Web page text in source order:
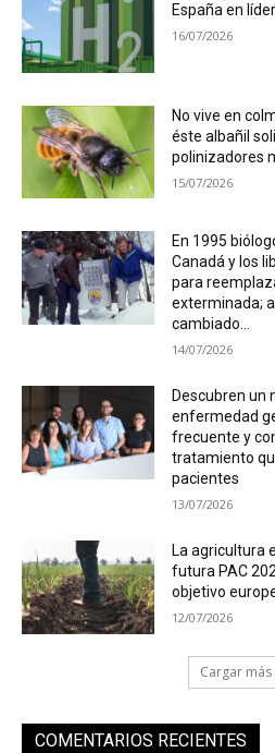
España en
16/07/2026
No vive en
éste albañil
polinizadores
15/07/2026
En 1995
Canadá y los
para
exterminada;
cambiado...
14/07/2026
Descubren un
enfermedad
frecuente y
tratamiento
pacientes
13/07/2026
La agricultura
futura PAC
objetivo
12/07/2026
Cargar más
COMENTARIOS RECIENTES